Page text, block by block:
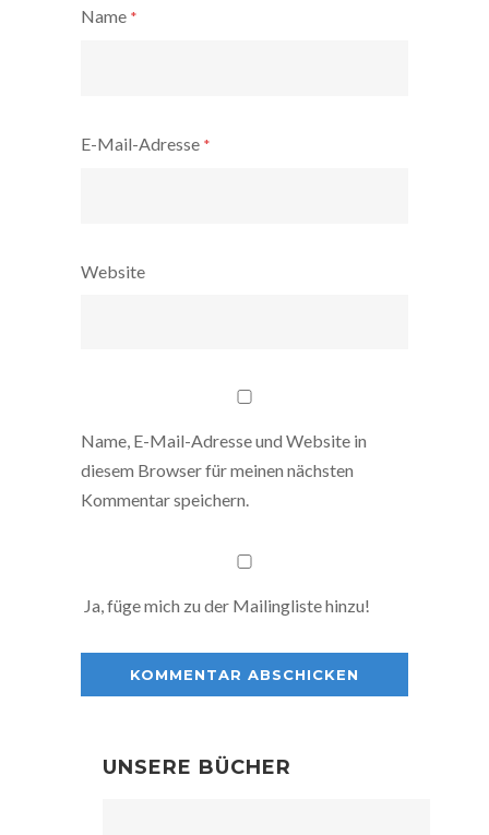
Name *
E-Mail-Adresse *
Website
Name, E-Mail-Adresse und Website in
diesem Browser für meinen nächsten
Kommentar speichern.
Ja, füge mich zu der Mailingliste hinzu!
UNSERE BÜCHER